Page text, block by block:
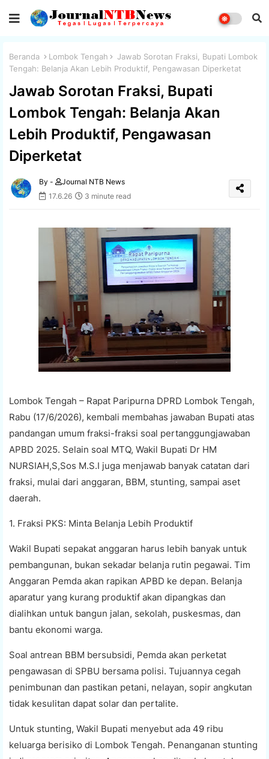
Beranda Lombok Tengah
Jawab Sorotan Fraksi, Bupati Lombok
Tengah: Belanja Akan Lebih Produktif, Pengawasan Diperketat
Jawab Sorotan Fraksi, Bupati
Lombok Tengah: Belanja Akan
Lebih Produktif, Pengawasan
Diperketat
By -
Journal NTB News
17.6.26
3 minute read
Lombok Tengah – Rapat Paripurna DPRD Lombok Tengah,
Rabu (17/6/2026), kembali membahas jawaban Bupati atas
pandangan umum fraksi-fraksi soal pertanggungjawaban
APBD 2025. Selain soal MTQ, Wakil Bupati Dr HM
NURSIAH,S,Sos M.S.I juga menjawab banyak catatan dari
fraksi, mulai dari anggaran, BBM, stunting, sampai aset
daerah.
1. Fraksi PKS: Minta Belanja Lebih Produktif
Wakil Bupati sepakat anggaran harus lebih banyak untuk
pembangunan, bukan sekadar belanja rutin pegawai. Tim
Anggaran Pemda akan rapikan APBD ke depan. Belanja
aparatur yang kurang produktif akan dipangkas dan
dialihkan untuk bangun jalan, sekolah, puskesmas, dan
bantu ekonomi warga.
Soal antrean BBM bersubsidi, Pemda akan perketat
pengawasan di SPBU bersama polisi. Tujuannya cegah
penimbunan dan pastikan petani, nelayan, sopir angkutan
tidak kesulitan dapat solar dan pertalite.
Untuk stunting, Wakil Bupati menyebut ada 49 ribu
keluarga berisiko di Lombok Tengah. Penanganan stunting